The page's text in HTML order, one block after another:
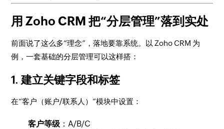
用 Zoho CRM 把“分层管理”落到实处
前面说了这么多“理念”，落地要靠系统。以 Zoho CRM 为
例，一套基础的分层管理可以这样搭：
1. 建立关键字段和标签
在“客户（账户/联系人）”模块中设置：
客户等级 ：A/B/C